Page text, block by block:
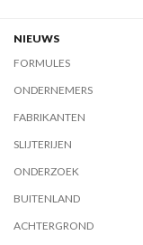
NIEUWS
FORMULES
ONDERNEMERS
FABRIKANTEN
SLIJTERIJEN
ONDERZOEK
BUITENLAND
ACHTERGROND